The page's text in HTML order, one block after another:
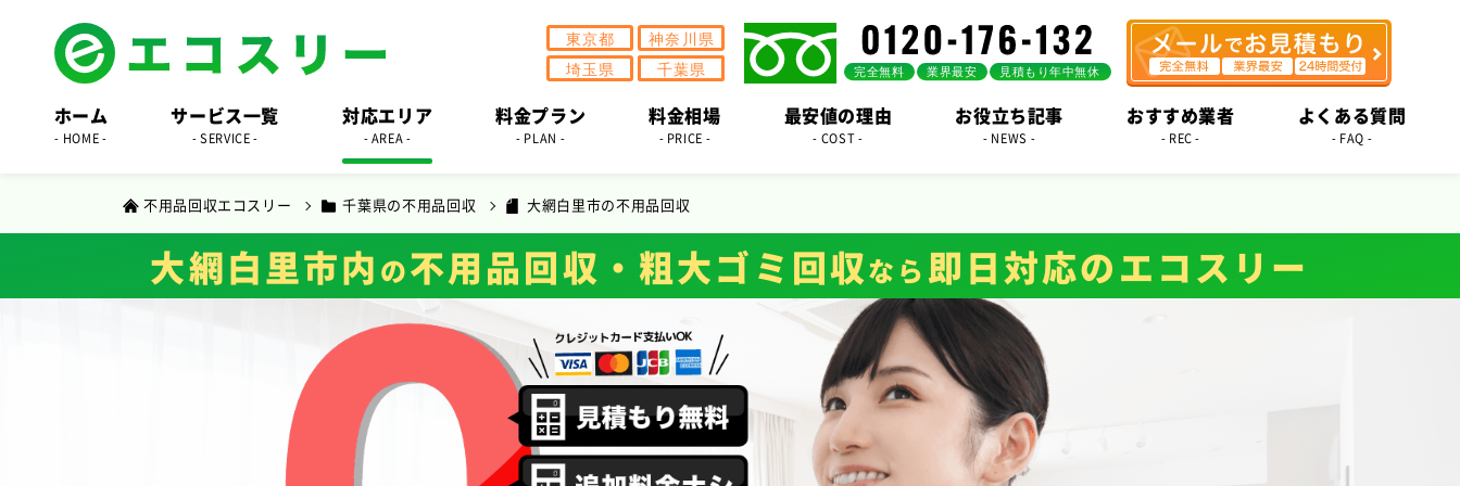
ホーム
- HOME -
サービス一覧
- SERVICE -
対応エリア
- AREA -
料金プラン
- PLAN -
料金相場
- PRICE -
最安値の理由
- COST -
お役立ち記事
- NEWS -
おすすめ業者
- REC -
よくある質問
- FAQ -
不用品回収エコスリー 千葉県の不用品回収 大網白里市の不用品回収
大網白里市内 の不用品回収・粗大ゴミ回収なら即日対応のエコスリー